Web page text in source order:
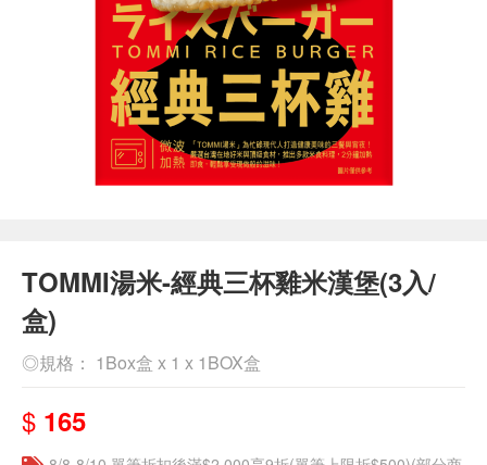
TOMMI湯米-經典三杯雞米漢堡(3入/
盒)
◎規格： 1Box盒 x 1 x 1BOX盒
$ 165